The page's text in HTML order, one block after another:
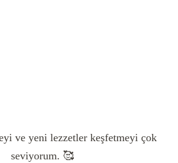
ve yeni lezzetler keşfetmeyi çok
seviyorum. 🥰